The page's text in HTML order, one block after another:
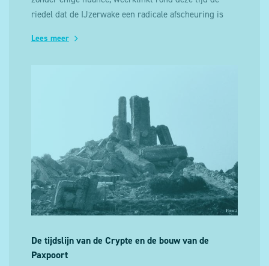
riedel dat de IJzerwake een radicale afscheuring is
Lees meer
De tijdslijn van de Crypte en de bouw van de
Paxpoort